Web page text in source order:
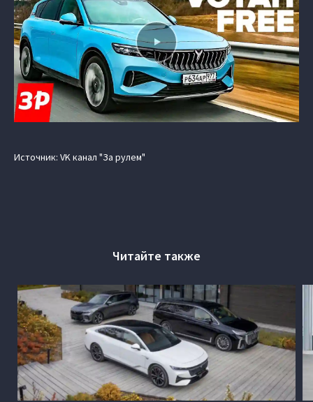
Источник: VK канал "За рулем"
Читайте также